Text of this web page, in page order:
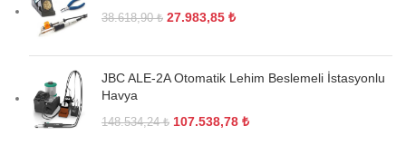
38.618,90₺ 27.983,85 ₺
JBC ALE-2A Otomatik Lehim Beslemeli İstasyonlu
Havya
148.534,24₺ 107.538,78 ₺